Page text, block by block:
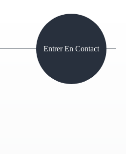
Entrer En Contact